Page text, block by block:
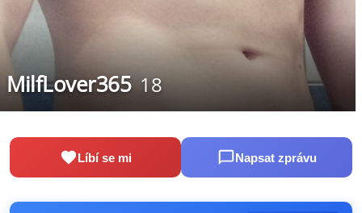
MilfLover365 18
Líbí se mi Napsat zprávu